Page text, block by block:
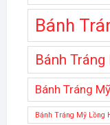
Bánh
Bánh
Bánh Tráng
Bánh Tráng Mỹ Lồng